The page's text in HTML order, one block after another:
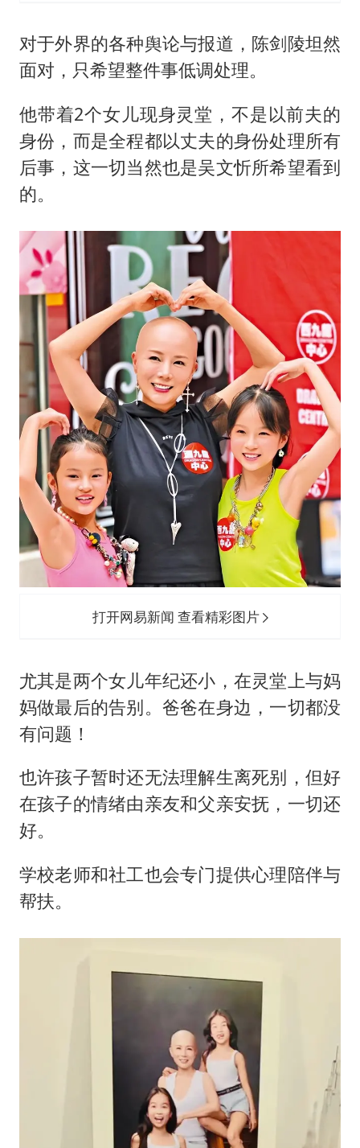
对于外界的各种舆论与报道，陈剑陵坦然
面对，只希望整件事低调处理。
他带着2个女儿现身灵堂，不是以前夫的
身份，而是全程都以丈夫的身份处理所有
后事，这一切当然也是吴文忻所希望看到
的。
打开网易新闻 查看精彩图片
尤其是两个女儿年纪还小，在灵堂上与妈
妈做最后的告别。爸爸在身边，一切都没
有问题！
也许孩子暂时还无法理解生离死别，但好
在孩子的情绪由亲友和父亲安抚，一切还
好。
学校老师和社工也会专门提供心理陪伴与
帮扶。